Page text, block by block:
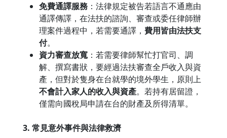
免費通譯服務：法律規定被告若語言不通應由
通譯傳譯，在法扶的諮詢、審查或委任律師辦
理案件過程中，若需要通譯， 費用皆由法扶支
付。
資力審查放寬：若需要律師幫忙打官司、調
解、撰寫書狀，要經過法扶審查全戶收入與資
產，但對於隻身在台就學的境外學生，原則上
不會計入家人的收入與資產。若持有居留證，
僅需向國稅局申請在台的財產及所得清單。
3. 常見意外事件與法律救濟